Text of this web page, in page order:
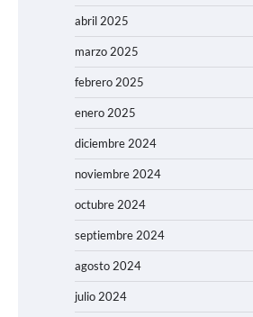
abril 2025
marzo 2025
febrero 2025
enero 2025
diciembre 2024
noviembre 2024
octubre 2024
septiembre 2024
agosto 2024
julio 2024